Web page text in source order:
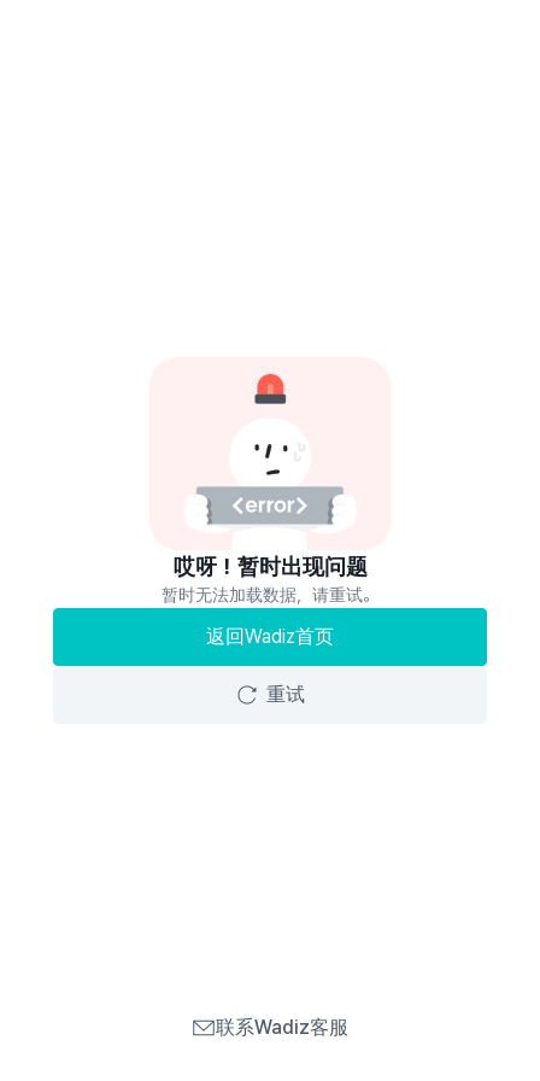
哎呀！暂时出现问题
暂时无法加载数据，请重试。
返回Wadiz首页
重试
联系Wadiz客服